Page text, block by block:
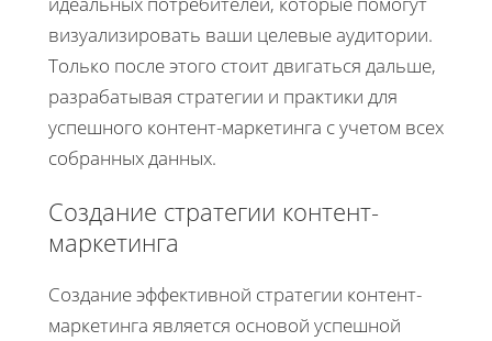
визуализировать ваши целевые аудитории.
Только после этого стоит двигаться дальше,
разрабатывая стратегии и практики для
успешного контент-маркетинга с учетом всех
собранных данных.
Создание стратегии контент-
маркетинга
Создание эффективной стратегии контент-
маркетинга является основой успешной